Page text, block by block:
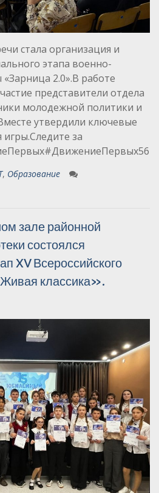
стала организация и
этапа военно-
2.0».В работе
представители отдела
молодежной политики и
утвердили ключевые
за
, Образование
зале районной
состоялся
XV Всероссийского
классика».